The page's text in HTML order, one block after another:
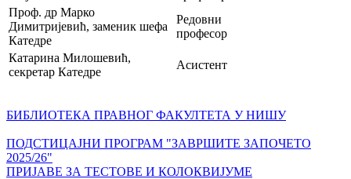
Проф. др Марко
Димитријевић, заменик шефа
Катедре
Редовни
професор
Катарина Милошевић,
секретар Катедре
Асистент
БИБЛИОТЕКА ПРАВНОГ ФАКУЛТЕТА У НИШУ
ПОДСТИЦАЈНИ ПРОГРАМ "ЗАВРШИТЕ ЗАПОЧЕТО
2025/26"
ПРИЈАВЕ ЗА ТЕСТОВЕ И КОЛОКВИЈУМЕ